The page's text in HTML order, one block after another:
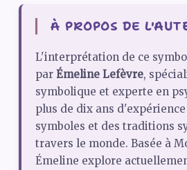
À PROPOS DE
L'interprétation de ce
par Émeline Lefèvre,
symbolique et experte en
plus de dix ans
symboles et des traditions
travers le monde. Basée à
Émeline explore